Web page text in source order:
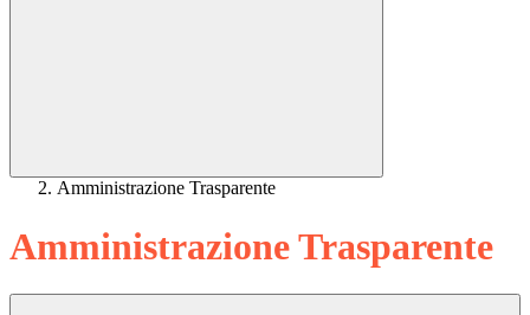
Amministrazione Trasparente
Amministrazione Trasparente